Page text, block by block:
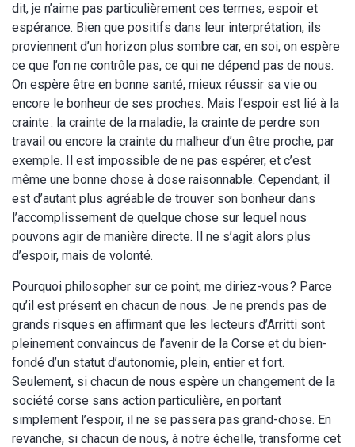
dit, je n’aime pas particulièrement ces termes, espoir et
espérance. Bien que positifs dans leur interprétation, ils
proviennent d’un horizon plus sombre car, en soi, on espère
ce que l’on ne contrôle pas, ce qui ne dépend pas de nous.
On espère être en bonne santé, mieux réussir sa vie ou
encore le bonheur de ses proches. Mais l’espoir est lié à la
crainte : la crainte de la maladie, la crainte de perdre son
travail ou encore la crainte du malheur d’un être proche, par
exemple. Il est impossible de ne pas espérer, et c’est
même une bonne chose à dose raisonnable. Cependant, il
est d’autant plus agréable de trouver son bonheur dans
l’accomplissement de quelque chose sur lequel nous
pouvons agir de manière directe. Il ne s’agit alors plus
d’espoir, mais de volonté.
Pourquoi philosopher sur ce point, me diriez-vous ? Parce
qu’il est présent en chacun de nous. Je ne prends pas de
grands risques en affirmant que les lecteurs d’Arritti sont
pleinement convaincus de l’avenir de la Corse et du bien-
fondé d’un statut d’autonomie, plein, entier et fort.
Seulement, si chacun de nous espère un changement de la
société corse sans action particulière, en portant
simplement l’espoir, il ne se passera pas grand-chose. En
revanche, si chacun de nous, à notre échelle, transforme cet